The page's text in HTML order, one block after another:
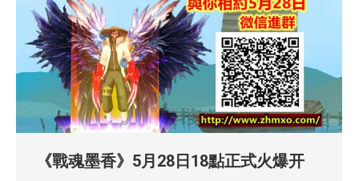
《戰魂墨香》5月28日18點正式火爆开